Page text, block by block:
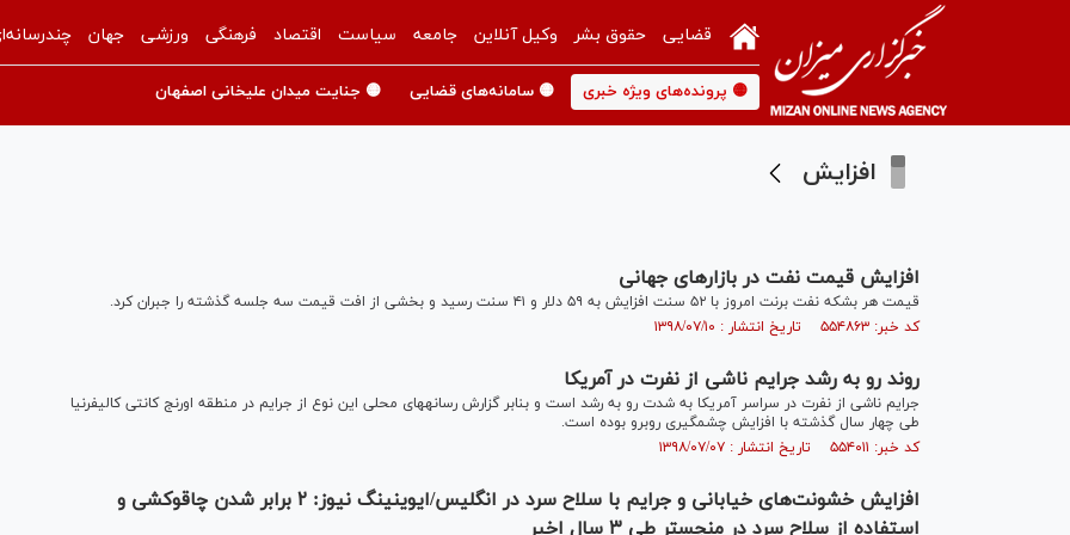
قضایی حقوق بشر وکیل آنلاین جامعه سیاست اقتصاد فرهنگی ورزشی جهان
🟡 پرونده‌های ویژه خبری 🟡 سامانه‌های قضایی 🟡 جنایت میدان علیخانی اصفهان
افزایش
افزایش قیمت نفت در بازارهای جهانی
قیمت هر بشکه نفت برنت امروز با ۵۲ سنت افزایش به ۵۹ دلار و ۴۱ سنت رسید و بخشی از افت قیمت سه جلسه گذشته را جبران کرد.
کد خبر: ۵۵۴۸۶۳ تاریخ انتشار : ۱۳۹۸/۰۷/۱۰
روند رو به رشد جرایم ناشی از نفرت در آمریکا
جرایم ناشی از نفرت در سراسر آمریکا به شدت رو به رشد است و بنابر گزارش رسانه‎های محلی این نوع از جرایم در منطقه اورنج کانتی کالیفرنیا
طی چهار سال گذشته با افزایش چشمگیری روبرو بوده است.
کد خبر: ۵۵۴۰۱۱ تاریخ انتشار : ۱۳۹۸/۰۷/۰۷
افزایش خشونت‌های خیابانی و جرایم با سلاح سرد در انگلیس/ایوینینگ نیوز: ۲ برابر شدن چاقوکشی و
استفاده از سلاح سرد در منچستر طی ۳ سال اخیر